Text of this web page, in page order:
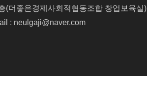
(더좋은경제사회적협동조합 창업보육실)
: neulgaji@naver.com